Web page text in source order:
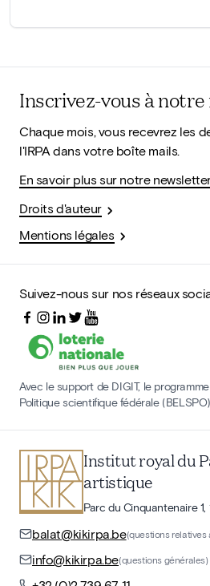
Inscrivez-vous à
Chaque mois, vous recevrez les
l'IRPA dans votre boîte mails.
En savoir plus sur notre
Droits d'auteur
Mentions légales
Suivez-nous sur nos réseaux
Avec le support de DIGIT, le
Politique scientifique fédérale (BELSPO)
Institut royal du
artistique
Parc du Cinquantenaire
balat@kikirpa.be(questions relatives
info@kikirpa.be(questions générales)